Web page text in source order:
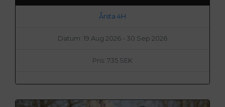
Årsta 4H
Datum: 19 Aug 2026 - 30 Sep 2026
Pris: 735 SEK